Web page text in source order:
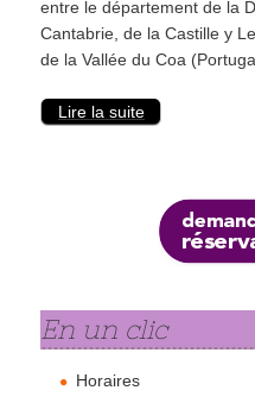
entre le département de la
Cantabrie, de la Castille y
de la Vallée du Coa
Lire la suite
En un clic
Horaires